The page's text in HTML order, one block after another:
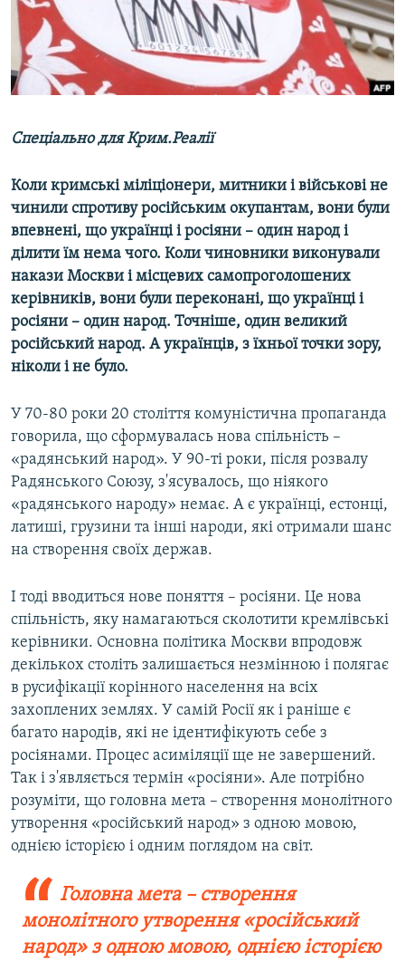
ВІДЕОУРОКИ «ELIFBE»
СВІДЧЕННЯ ОКУПАЦІЇ
УКРАЇНСЬКА ПРОБЛЕМА КРИМУ
Русский
Qırımtatar
Усі сайти RFE/RL
Спеціально для Крим.Реалії
Коли кримські міліціонери, митники і військові не
чинили спротиву російським окупантам, вони були
впевнені, що українці і росіяни – один народ і
ділити їм нема чого. Коли чиновники виконували
накази Москви і місцевих самопроголошених
керівників, вони були переконані, що українці і
росіяни – один народ. Точніше, один великий
російський народ. А українців, з їхньої точки зору,
ніколи і не було.
У 70-80 роки 20 століття комуністична пропаганда
говорила, що сформувалась нова спільність –
«радянський народ». У 90-ті роки, після розвалу
Радянського Союзу, з'ясувалось, що ніякого
«радянського народу» немає. А є українці, естонці,
латиші, грузини та інші народи, які отримали шанс
на створення своїх держав.
І тоді вводиться нове поняття – росіяни. Це нова
спільність, яку намагаються сколотити кремлівські
керівники. Основна політика Москви впродовж
декількох століть залишається незмінною і полягає
в русифікації корінного населення на всіх
захоплених землях. У самій Росії як і раніше є
багато народів, які не ідентифікують себе з
росіянами. Процес асиміляції ще не завершений.
Так і з'являється термін «росіяни». Але потрібно
розуміти, що головна мета – створення монолітного
утворення «російський народ» з одною мовою,
однією історією і одним поглядом на світ.
Головна мета – створення
монолітного утворення «російський
народ» з одною мовою, однією історією